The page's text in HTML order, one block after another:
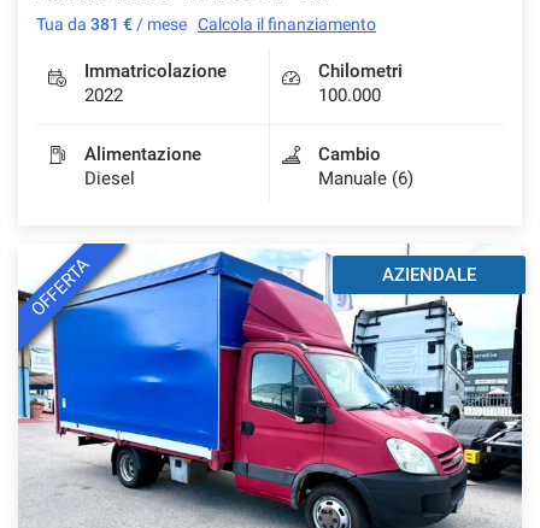
Tua da 381 € / mese Calcola il finanziamento
Immatricolazione
2022
Chilometri
100.000
Alimentazione
Diesel
Cambio
Manuale (6)
OFFERTA AZIENDALE